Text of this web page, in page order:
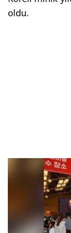
oldu.